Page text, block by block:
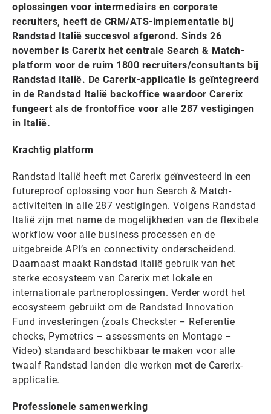
oplossingen voor intermediairs en corporate
recruiters, heeft de CRM/ATS-implementatie bij
Randstad Italië succesvol afgerond. Sinds 26
november is Carerix het centrale Search & Match-
platform voor de ruim 1800 recruiters/consultants bij
Randstad Italië. De Carerix-applicatie is geïntegreerd
in de Randstad Italië backoffice waardoor Carerix
fungeert als de frontoffice voor alle 287 vestigingen
in Italië.
Krachtig platform
Randstad Italië heeft met Carerix geïnvesteerd in een
futureproof oplossing voor hun Search & Match-
activiteiten in alle 287 vestigingen. Volgens Randstad
Italië zijn met name de mogelijkheden van de flexibele
workflow voor alle business processen en de
uitgebreide API’s en connectivity onderscheidend.
Daarnaast maakt Randstad Italië gebruik van het
sterke ecosysteem van Carerix met lokale en
internationale partneroplossingen. Verder wordt het
ecosysteem gebruikt om de Randstad Innovation
Fund investeringen (zoals Checkster – Referentie
checks, Pymetrics – assessments en Montage –
Video) standaard beschikbaar te maken voor alle
twaalf Randstad landen die werken met de Carerix-
applicatie.
Professionele samenwerking